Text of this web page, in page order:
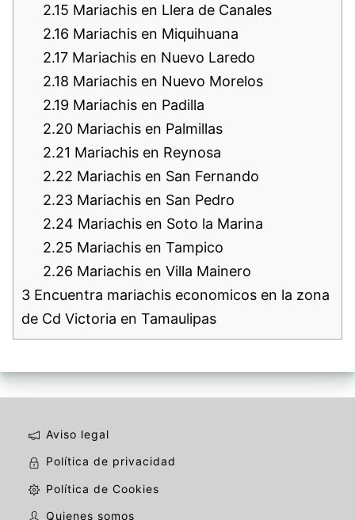
2.15 Mariachis en Llera de Canales
2.16 Mariachis en Miquihuana
2.17 Mariachis en Nuevo Laredo
2.18 Mariachis en Nuevo Morelos
2.19 Mariachis en Padilla
2.20 Mariachis en Palmillas
2.21 Mariachis en Reynosa
2.22 Mariachis en San Fernando
2.23 Mariachis en San Pedro
2.24 Mariachis en Soto la Marina
2.25 Mariachis en Tampico
2.26 Mariachis en Villa Mainero
3 Encuentra mariachis economicos en la zona
de Cd Victoria en Tamaulipas
Aviso legal
Política de privacidad
Política de Cookies
Quienes somos